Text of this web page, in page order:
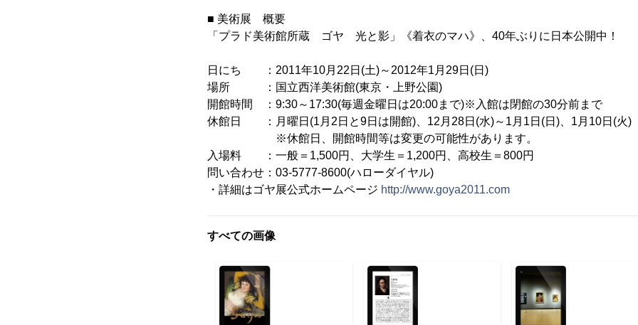
■ 美術展 概要
「プラド美術館所蔵 ゴヤ 光と影」《着衣のマハ》、40年ぶりに日本公開中！
日にち ：2011年10月22日(土)～2012年1月29日(日)
場所 ：国立西洋美術館(東京・上野公園)
開館時間 ：9:30～17:30(毎週金曜日は20:00まで)※入館は閉館の30分前まで
休館日 ：月曜日(1月2日と9日は開館)、12月28日(水)～1月1日(日)、1月10日(火)
※休館日、開館時間等は変更の可能性があります。
入場料 ：一般＝1,500円、大学生＝1,200円、高校生＝800円
問い合わせ：03-5777-8600(ハローダイヤル)
・詳細はゴヤ展公式ホームページ http://www.goya2011.com
すべての画像